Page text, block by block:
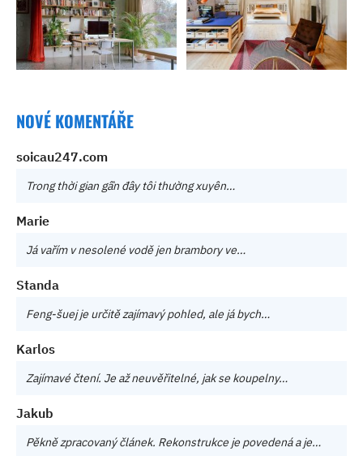
NOVÉ KOMENTÁŘE
soicau247.com
Trong thời gian gần đây tôi thường xuyên…
Marie
Já vařím v nesolené vodě jen brambory ve…
Standa
Feng-šuej je určitě zajímavý pohled, ale já bych…
Karlos
Zajímavé čtení. Je až neuvěřitelné, jak se koupelny…
Jakub
Pěkně zpracovaný článek. Rekonstrukce je povedená a je…